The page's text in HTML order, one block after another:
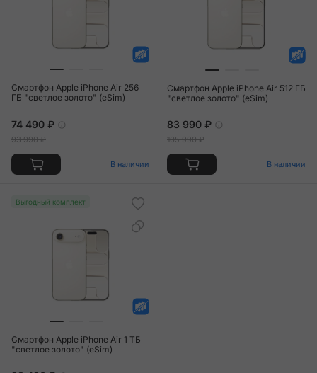
Смартфон Apple iPhone Air 256
ГБ "светлое золото" (eSim)
74 490 ₽
93 990 ₽
В наличии
Смартфон Apple iPhone Air 512 ГБ
"светлое золото" (eSim)
83 990 ₽
105 990 ₽
В наличии
Выгодный комплект
Смартфон Apple iPhone Air 1 ТБ
"светлое золото" (eSim)